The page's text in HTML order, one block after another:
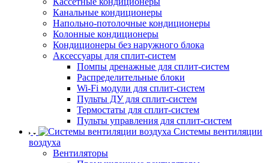
Канальные кондиционеры
Напольно-потолочные кондиционеры
Колонные кондиционеры
Кондиционеры без наружного блока
Аксессуары для сплит-систем
Помпы дренажные для сплит-систем
Распределительные блоки
Wi-Fi модули для сплит-систем
Пульты ДУ для сплит-систем
Термостаты для сплит-систем
Пульты управления для сплит-систем
Системы вентиляции
воздуха
Вентиляторы